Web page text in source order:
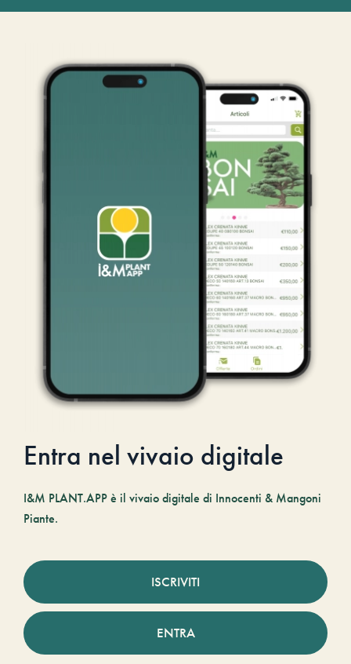
Entra nel vivaio digitale
I&M PLANT.APP è il vivaio digitale di Innocenti & Mangoni
Piante.
ISCRIVITI
ENTRA